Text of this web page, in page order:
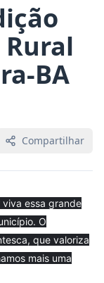
BA
Compartilhar
essa grande
O
que valoriza
mais uma